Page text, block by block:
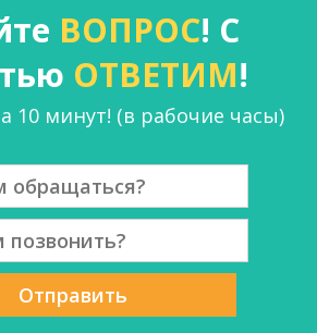
ВОПРОС! С
ОТВЕТИМ!
10 минут! (в рабочие часы)
Отправить